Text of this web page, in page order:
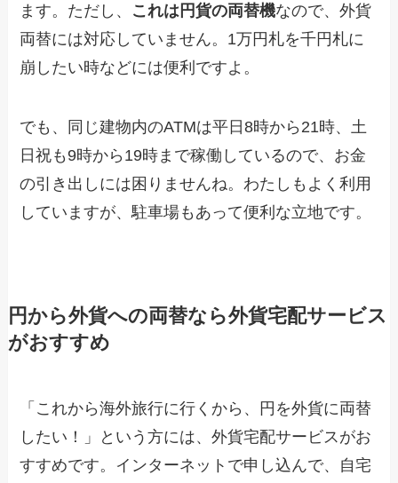
ます。ただし、 これは円貨の両替機なので、外貨
両替には対応していません。1万円札を千円札に
崩したい時などには便利ですよ。
でも、同じ建物内のATMは平日8時から21時、土
日祝も9時から19時まで稼働しているので、お金
の引き出しには困りませんね。わたしもよく利用
していますが、駐車場もあって便利な立地です。
円から外貨への両替なら外貨宅配サービス
がおすすめ
「これから海外旅行に行くから、円を外貨に両替
したい！」という方には、外貨宅配サービスがお
すすめです。インターネットで申し込んで、自宅